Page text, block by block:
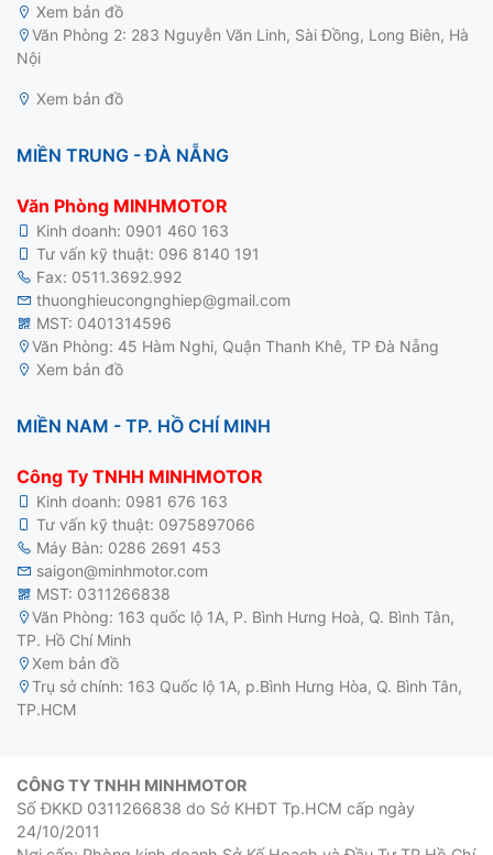
Xem bản đồ
Văn Phòng 2: 283 Nguyễn Văn Linh, Sài Đồng, Long Biên, Hà
Nội
Xem bản đồ
MIỀN TRUNG - ĐÀ NẴNG
Văn Phòng MINHMOTOR
Kinh doanh: 0901 460 163
Tư vấn kỹ thuật: 096 8140 191
Fax: 0511.3692.992
thuonghieucongnghiep@gmail.com
MST: 0401314596
Văn Phòng: 45 Hàm Nghi, Quận Thanh Khê, TP Đà Nẵng
Xem bản đồ
MIỀN NAM - TP. HỒ CHÍ MINH
Công Ty TNHH MINHMOTOR
Kinh doanh: 0981 676 163
Tư vấn kỹ thuật: 0975897066
Máy Bàn: 0286 2691 453
saigon@minhmotor.com
MST: 0311266838
Văn Phòng: 163 quốc lộ 1A, P. Bình Hưng Hoà, Q. Bình Tân,
TP. Hồ Chí Minh
Xem bản đồ
Trụ sở chính: 163 Quốc lộ 1A, p.Bình Hưng Hòa, Q. Bình Tân,
TP.HCM
CÔNG TY TNHH MINHMOTOR
Số ĐKKD 0311266838 do Sở KHĐT Tp.HCM cấp ngày
24/10/2011